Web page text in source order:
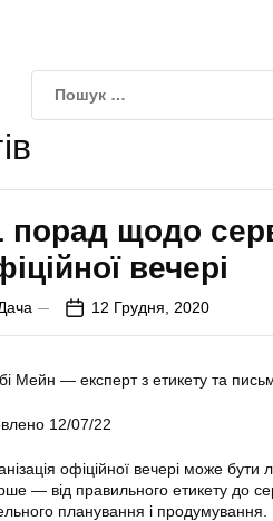
порад щодо
вечері
12 Грудня, 2020
Мейн — експерт з етикету та
12/07/22
офіційної вечері може
— від правильного етикету до
планування і